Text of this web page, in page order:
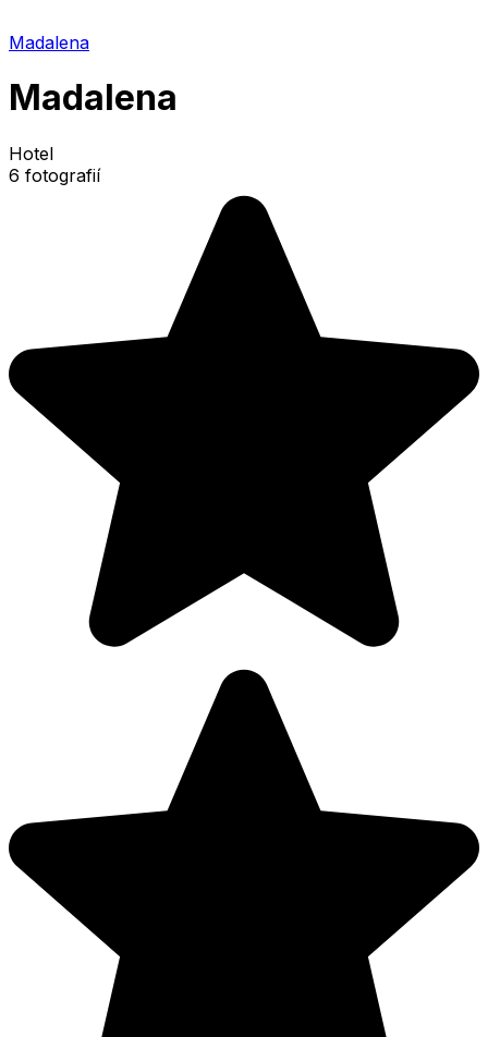
Madalena
Madalena
Hotel
6 fotografií